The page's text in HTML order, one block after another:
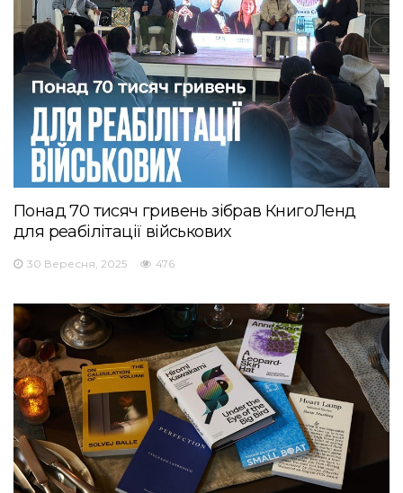
Понад 70 тисяч гривень зібрав КнигоЛенд
для реабілітації військових
30 Вересня, 2025 476